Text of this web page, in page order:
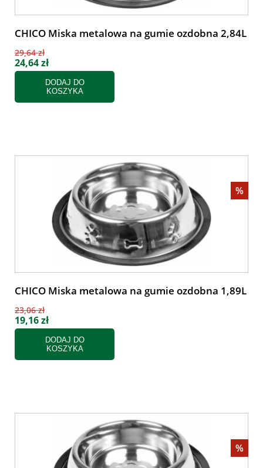
CHICO Miska metalowa na gumie ozdobna 2,84L
29,64 zł
24,64 zł
DODAJ DO
KOSZYKA
%
CHICO Miska metalowa na gumie ozdobna 1,89L
23,06 zł
19,16 zł
DODAJ DO
KOSZYKA
%